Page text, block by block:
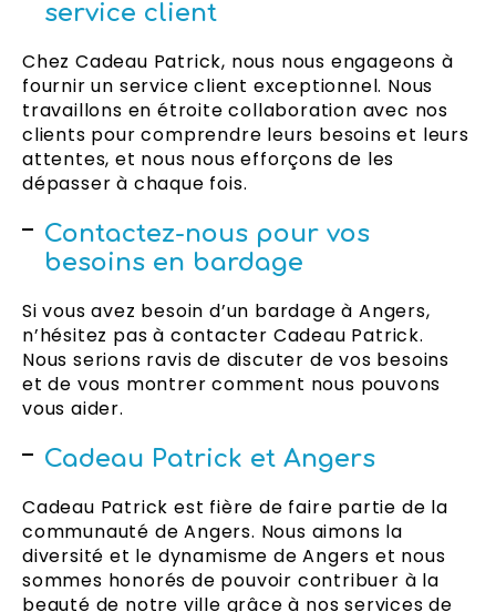
service client
Chez Cadeau Patrick, nous nous engageons à
fournir un service client exceptionnel. Nous
travaillons en étroite collaboration avec nos
clients pour comprendre leurs besoins et leurs
attentes, et nous nous efforçons de les
dépasser à chaque fois.
Contactez-nous pour vos
besoins en bardage
Si vous avez besoin d’un bardage à Angers,
n’hésitez pas à contacter Cadeau Patrick.
Nous serions ravis de discuter de vos besoins
et de vous montrer comment nous pouvons
vous aider.
Cadeau Patrick et Angers
Cadeau Patrick est fière de faire partie de la
communauté de Angers. Nous aimons la
diversité et le dynamisme de Angers et nous
sommes honorés de pouvoir contribuer à la
beauté de notre ville grâce à nos services de